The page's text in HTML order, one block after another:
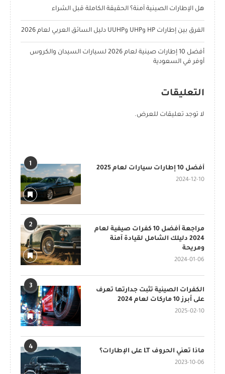
هل الإطارات الصينية آمنة؟ الحقيقة الكاملة قبل الشراء
الفرق بين إطارات HP وUHP وUUHP دليل السائق العربي لعام 2026
أفضل 10 إطارات صينية لعام 2026 لسيارات السيدان والكروس
أوفر في السعودية
التعليقات
لا توجد تعليقات للعرض.
1
أفضل 10 إطارات سيارات لعام 2025
2024-12-10
2
مراجعة أفضل 10 كفرات صيفية لعام
2024 دليلك الشامل لقيادة آمنة
ومريحة
2024-01-06
3
الكفرات الصينية تثبت جدارتها تعرف
على أبرز 10 ماركات لعام 2024
2025-02-10
4
ماذا تعني الحروف LT على الإطارات؟
2023-10-06